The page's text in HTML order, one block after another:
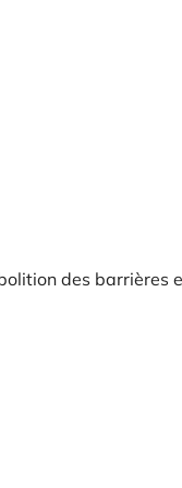
des barrières